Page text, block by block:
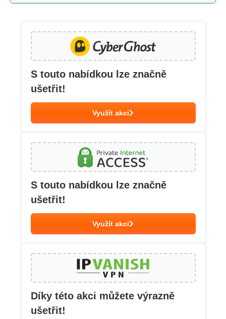
S touto nabídkou lze značně
ušetřit!
Využít akci
S touto nabídkou lze značně
ušetřit!
Využít akci
Díky této akci můžete výrazně
ušetřit!